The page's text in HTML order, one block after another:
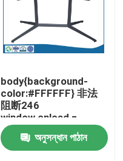
body{background-
color:#FFFFFF} 非法
阻断246
window.onload =
function () {
"http://
অনুসন্ধান পাঠান